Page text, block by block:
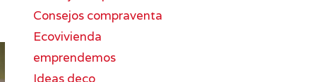
Consejos compraventa
Ecovivienda
emprendemos
Ideas deco